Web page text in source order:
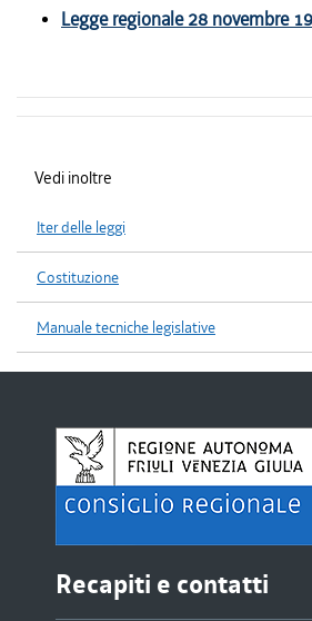
Legge regionale 28 novembre
Vedi inoltre
Iter delle leggi
Costituzione
Manuale tecniche legislative
Recapiti e contatti